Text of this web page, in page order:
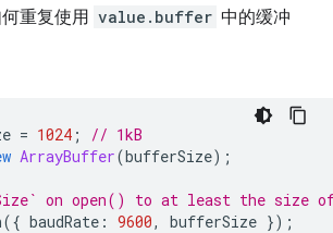
重复使用 value.buffer 中的缓冲
= 1024 ;
// 1kB
ArrayBuffer(bufferSize);
on open() to at least the size
({ baudRate : 9600, bufferSize });